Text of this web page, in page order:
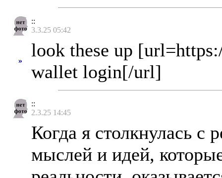
::
3.3.25 05:42
»
look these up
wallet login[/url]
::
2.3.25 14:45
Когда я столкнулась с
мыслей и идей,